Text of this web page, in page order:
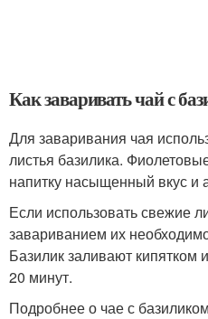
Как заваривать чай с
Для заваривания чая
листья базилика.
напитку насыщенный вкус и
Если использовать свежие
завариванием их
Базилик заливают кипятком
20 минут.
Подробнее о чае с